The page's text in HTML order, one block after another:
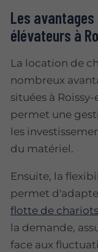
Les
élévateurs à
La location de
nombreux
situées à
permet une
les
du matériel.
Ensuite, la
permet
flotte de
la demande,
face aux